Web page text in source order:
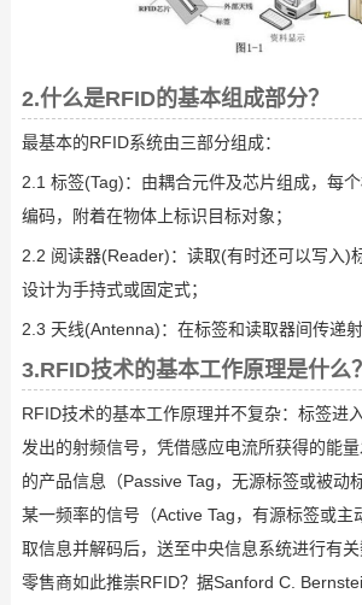
2.什么是RFID的基本组成部分？
最基本的RFID系统由三部分组成：
2.1 标签(Tag)：由耦合元件及芯片组成，每
编码，附着在物体上标识目标对象；
2.2 阅读器(Reader)：读取(有时还可以写入)
设计为手持式或固定式；
2.3 天线(Antenna)：在标签和读取器间传递射
3.RFID技术的基本工作原理是什么？
RFID技术的基本工作原理并不复杂：标签进
发出的射频信号，凭借感应电流所获得的能
的产品信息（Passive Tag，无源标签或被动
某一频率的信号（Active Tag，有源标签或主
取信息并解码后，送至中央信息系统进行有
零售商如此推崇RFID？据Sanford C.